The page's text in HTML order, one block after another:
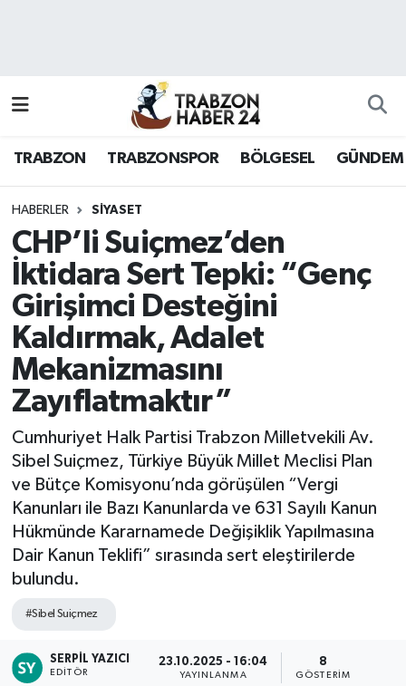
TRABZON TRABZONSPOR BÖLGESEL GÜNDEM
HABERLER SİYASET
CHP’li Suiçmez’den
İktidara Sert Tepki: “Genç
Girişimci Desteğini
Kaldırmak, Adalet
Mekanizmasını
Zayıflatmaktır”
Cumhuriyet Halk Partisi Trabzon Milletvekili Av.
Sibel Suiçmez, Türkiye Büyük Millet Meclisi Plan
ve Bütçe Komisyonu’nda görüşülen “Vergi
Kanunları ile Bazı Kanunlarda ve 631 Sayılı Kanun
Hükmünde Kararnamede Değişiklik Yapılmasına
Dair Kanun Teklifi” sırasında sert eleştirilerde
bulundu.
#Sibel Suiçmez
SERPIL YAZICI
EDITÖR
23.10.2025 - 16:04
YAYINLANMA
8
GÖSTERIM
Hava Durumu
Namaz Vakitleri
Trafik Durumu
Süper Lig Puan Durumu ve Fikstür
Tüm Manşetler
Son Dakika Haberleri
Haber Arşivi